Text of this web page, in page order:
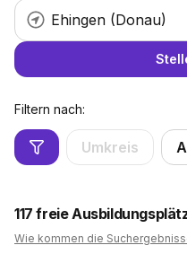
Filtern nach:
Umkreis
117 freie
Wie kommen die